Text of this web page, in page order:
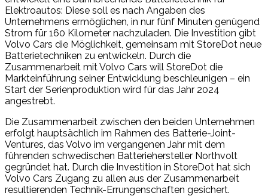
Elektroautos: Diese soll es nach Angaben des
Unternehmens ermöglichen, in nur fünf Minuten genügend
Strom für 160 Kilometer nachzuladen. Die Investition gibt
Volvo Cars die Möglichkeit, gemeinsam mit StoreDot neue
Batterietechniken zu entwickeln. Durch die
Zusammenarbeit mit Volvo Cars will StoreDot die
Markteinführung seiner Entwicklung beschleunigen – ein
Start der Serienproduktion wird für das Jahr 2024
angestrebt.
Die Zusammenarbeit zwischen den beiden Unternehmen
erfolgt hauptsächlich im Rahmen des Batterie-Joint-
Ventures, das Volvo im vergangenen Jahr mit dem
führenden schwedischen Batteriehersteller Northvolt
gegründet hat. Durch die Investition in StoreDot hat sich
Volvo Cars Zugang zu allen aus der Zusammenarbeit
resultierenden Technik-Errungenschaften gesichert.